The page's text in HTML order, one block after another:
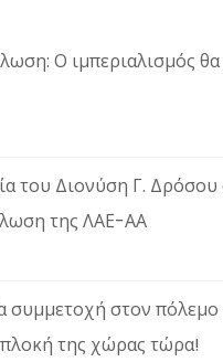
Ο ιμπεριαλισμός θα
του Διονύση Γ. Δρόσου
της ΛΑΕ-ΑΑ
συμμετοχή στον πόλεμο
της χώρας τώρα!